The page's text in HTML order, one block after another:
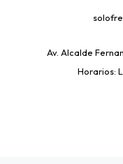
Av. Alcalde
Horarios: